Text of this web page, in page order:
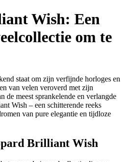
Wish: Een
om te
staat om zijn verfijnde horloges en
van velen veroverd met zijn
de meest sprankelende en verlangde
Wish – een schitterende reeks
van pure elegantie en tijdloze
Brilliant Wish